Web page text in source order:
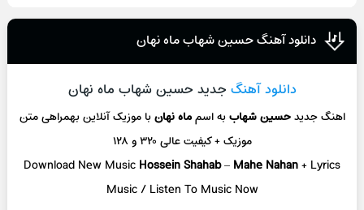
دانلود آهنگ حسین شهاب ماه نهان
دانلود آهنگ جدید حسین شهاب ماه نهان
اهنگ جدیدحسین شهاببه اسمماه نهانبا موزیک آنلاینبهمراهی متن
موزیک + کیفیت عالی ۳۲۰ و ۱۲۸
Download New Music Hossein Shahab– Mahe Nahan+ Lyrics
Music / Listen To Music Now